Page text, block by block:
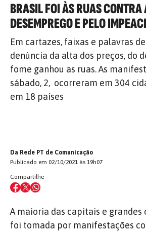
BRASIL FOI ÀS RUAS CONTRA
DESEMPREGO E PELO
Em cartazes, faixas e palavras
denúncia da alta dos preços, do
fome ganhou as ruas. As
sábado, 2, ocorreram em 304
em 18 países
Da Rede PT de Comunicação
Publicado em 02/10/2021 às 19h07
Compartilhe
A maioria das capitais e grandes
foi tomada por manifestações